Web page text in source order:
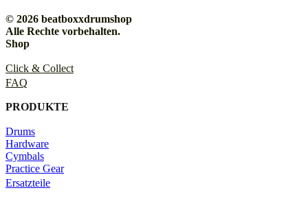
© 2026 beatboxxdrumshop
Alle Rechte vorbehalten.
Shop
Click & Collect
FAQ
PRODUKTE
Drums
Hardware
Cymbals
Practice Gear
Ersatzteile